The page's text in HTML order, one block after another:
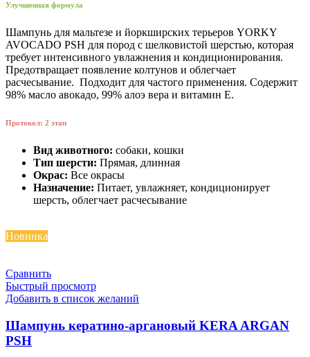
Улучшенная формула
Шампунь для мальтезе и йоркширских терьеров YORKY
AVOCADO PSH для пород с шелковистой шерстью, которая
требует интенсивного увлажнения и кондиционирования.
Предотвращает появление колтунов и облегчает
расчесывание. Подходит для частого применения. Содержит
98% масло авокадо, 99% алоэ вера и витамин E.
Протокол: 2 этап
Вид животного: собаки, кошки
Тип шерсти: Прямая, длинная
Окрас: Все окрасы
Назначение: Питает, увлажняет, кондиционирует
шерсть, облегчает расчесывание
Новинка
Сравнить
Быстрый просмотр
Добавить в список желаний
Шампунь кератино-аргановый KERA ARGAN
PSH